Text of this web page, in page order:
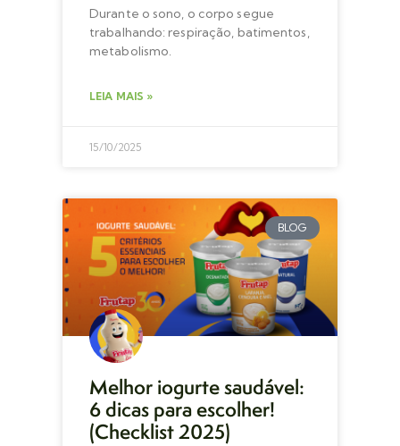
Durante o sono, o corpo segue
trabalhando: respiração, batimentos,
metabolismo.
LEIA MAIS »
15/10/2025
BLOG
Melhor iogurte saudável:
6 dicas para escolher!
(Checklist 2025)